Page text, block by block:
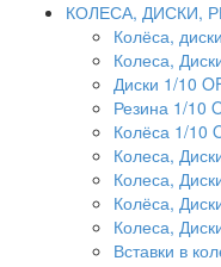
КОЛЕСА, ДИСКИ,
Колёса,
Колеса,
Диски 1/10
Резина 1/10
Колёса 1/10
Колеса,
Колеса,
Колёса,
Колеса,
Вставки в